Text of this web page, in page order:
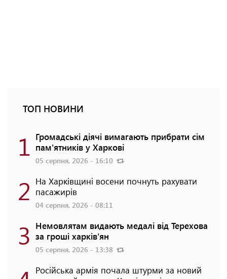
ТОП НОВИНИ
1 Громадські діячі вимагають прибрати сім
пам'ятників у Харкові
05 серпня, 2026 - 16:10
2 На Харківщині восени почнуть рахувати
пасажирів
04 серпня, 2026 - 08:11
3 Немовлятам видають медалі від Терехова
за гроші харків'ян
05 серпня, 2026 - 13:38
Російська армія почала штурми за новий